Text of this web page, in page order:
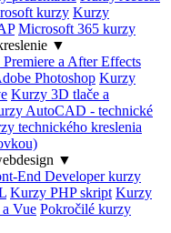
kurzy Kurzy
Microsoft 365 kurzy
▼
a After Effects
Photoshop Kurzy
Kurzy 3D tlače a
AutoCAD - technické
technického kreslenia
▼
End Developer kurzy
Kurzy PHP skript Kurzy
Vue Pokročilé kurzy